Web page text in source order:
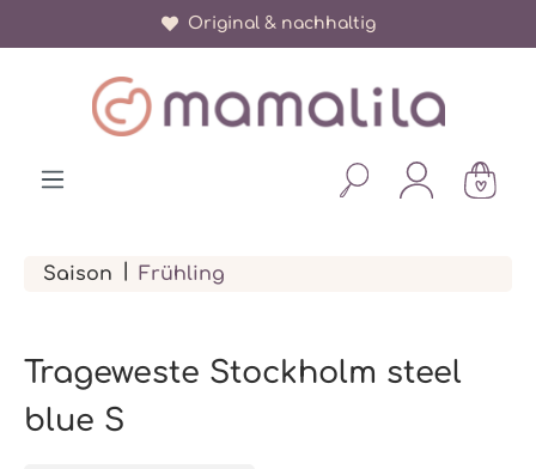
Original & nachhaltig
Saison Frühling
Trageweste Stockholm steel
blue S